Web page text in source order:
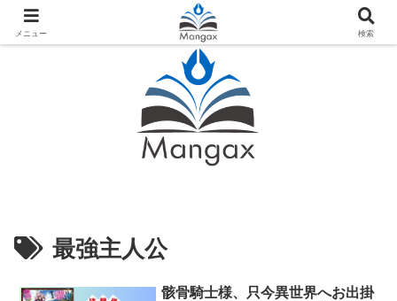
人気おすすめ漫画紹介ならMangax（マンガックス）
最強主人公
骸骨騎士様、只今異世界へお出掛
メニュー 検索